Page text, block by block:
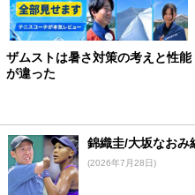
ザムストは暑さ対策の考えと性能
が違った
錦織圭/大坂なおみ
(2026年7月28日)